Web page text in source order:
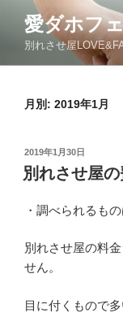
ン
愛ダホフ
別れさせ屋
月別: 2019年1月
投
稿
日:
2019年1月30日
別れさせ屋
・調べられるも
別れさせ屋の料
せん。
目に付くもので